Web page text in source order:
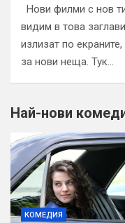
Нови филми с нов
видим в това
излизат по
за нови неща. Тук…
Най-нови
КОМЕДИЯ